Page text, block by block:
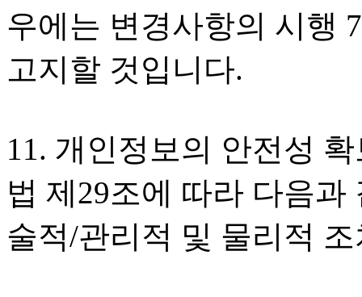
우에는 변경사항의 시행
고지할 것입니다.
11. 개인정보의 안전성
법 제29조에 따라 다음
술적/관리적 및 물리적